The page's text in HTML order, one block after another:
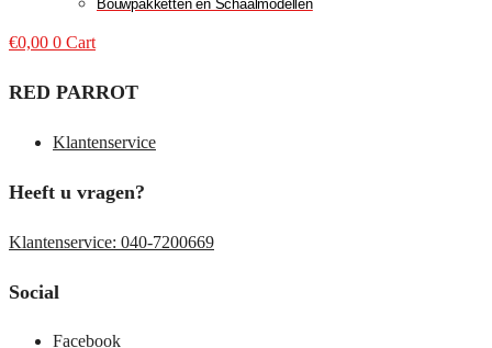
Bouwpakketten en Schaalmodellen
€0,00 0 Cart
RED PARROT
Klantenservice
Heeft u vragen?
Klantenservice: 040-7200669
Social
Facebook